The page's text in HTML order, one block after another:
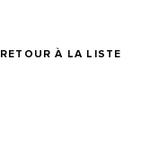
RETOUR À LA LISTE